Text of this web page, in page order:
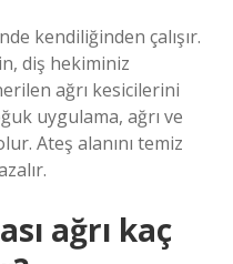
kendiliğinden çalışır.
diş hekiminiz
ağrı kesicilerini
uygulama, ağrı ve
Ateş alanını temiz
ağrı kaç